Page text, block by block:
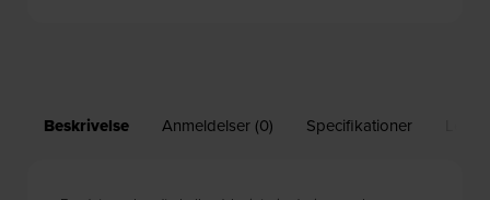
Beskrivelse Anmeldelser (0) Specifikationer